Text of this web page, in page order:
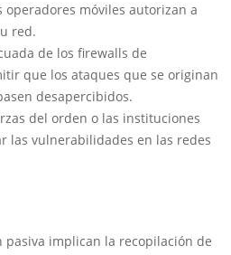
móviles autorizan a
red.
de los firewalls de
que los ataques que se originan
desapercibidos.
del orden o las instituciones
las vulnerabilidades en las redes
pasiva implican la recopilación de